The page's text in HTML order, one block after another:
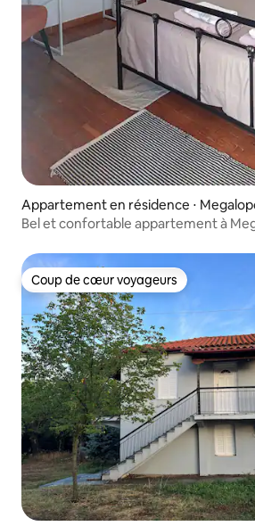
Appartement en résidence ⋅
Bel et confortable appartement à
Coup de cœur voyageurs
Coup de cœur voyageurs